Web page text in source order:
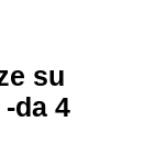
su
da 4